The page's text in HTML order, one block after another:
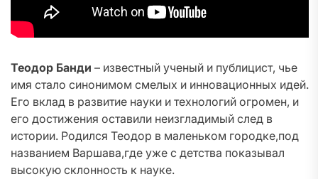
Теодор Банди – известный ученый и публицист, чье
имя стало синонимом смелых и инновационных идей.
Его вклад в развитие науки и технологий огромен, и
его достижения оставили неизгладимый след в
истории. Родился Теодор в маленьком городке,под
названием Варшава,где уже с детства показывал
высокую склонность к науке.